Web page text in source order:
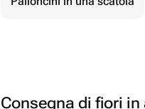
Consegna di fiori